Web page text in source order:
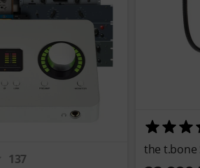
137
the t.bone